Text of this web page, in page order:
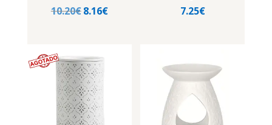
10.20€El
era:
10.20€.
8.16€El
7.25€